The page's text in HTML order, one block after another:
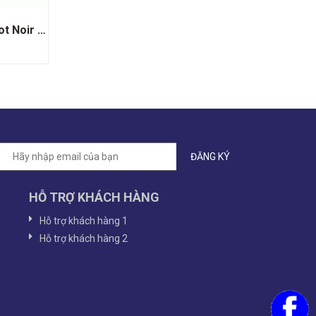
Rượu Vang Đỏ Belle Glos Pinot Noir Clark & Telephone
HỖ TRỢ KHÁCH HÀNG
Hỗ trợ khách hàng 1
Hỗ trợ khách hàng 2